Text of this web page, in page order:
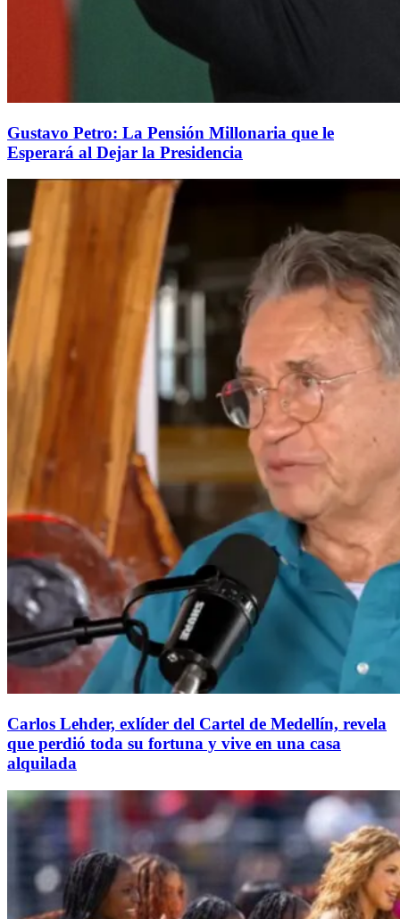
Gustavo Petro: La Pensión Millonaria que le
Esperará al Dejar la Presidencia
Carlos Lehder, exlíder del Cartel de Medellín, revela
que perdió toda su fortuna y vive en una casa
alquilada